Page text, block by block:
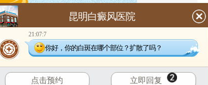
昆明白癜风医院
21:07:7
你好，你的白斑在哪个部位？扩散了吗？
点击预约 立即回复